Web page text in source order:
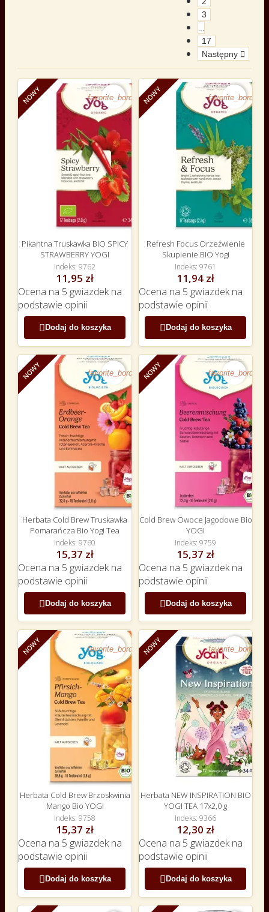
3
…
17
Następny 
NOWY favorite_border
Pikantna Truskawka BIO SPICY
STRAWBERRY YOGI
Indeks 9762
11,95 zł
Ocena na 5 gwiazdek na
podstawie opinii
 Dodaj do koszyka
NOWY favorite_border
Refresh Focus Orzeźwienie
Skupienie BIO Yogi
Indeks 9761
11,94 zł
Ocena na 5 gwiazdek na
podstawie opinii
 Dodaj do koszyka
NOWY favorite_border
Herbata Cold Brew Truskawka
Pomarańcza Bio Yogi Tea
Indeks 9760
15,37 zł
Ocena na 5 gwiazdek na
podstawie opinii
Dodaj do koszyka
NOWY favorite_border
Cold Brew Owoce Jagodowe Bio
YOGI
Indeks 9759
15,37 zł
Ocena na 5 gwiazdek na
podstawie opinii
Dodaj do koszyka
NOWY favorite_border
Herbata Cold Brew Brzoskwinia
Mango Bio YOGI
Indeks 9758
15,37 zł
Ocena na 5 gwiazdek na
podstawie opinii
 Dodaj do koszyka
NOWY favorite_border
Herbata NEW INSPIRATION BIO
YOGI TEA 17x2,0 g
Indeks 9366
12,30 zł
Ocena na 5 gwiazdek na
podstawie opinii
 Dodaj do koszyka